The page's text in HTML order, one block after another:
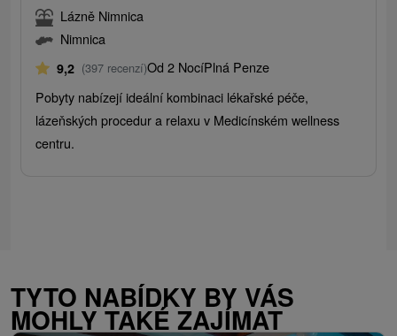
Lázně Nimnica
Nimnica
9,2 (397 recenzí)Od 2 NocíPlná Penze
Pobyty nabízejí ideální kombinaci lékařské péče,
lázeňských procedur a relaxu v Medicínském wellness
centru.
TYTO NABÍDKY BY VÁS
MOHLY TAKÉ ZAJÍMAT